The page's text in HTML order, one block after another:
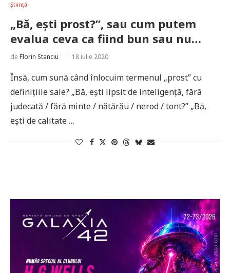
Știință
„Bă, ești prost?”, sau cum putem
evalua ceva ca fiind bun sau nu…
de Florin Stanciu 18 iulie 2020
Însă, cum sună când înlocuim termenul „prost” cu
definițiile sale? „Bă, ești lipsit de inteligență, fără
judecată / fără minte / nătărău / nerod / tont?” „Bă,
ești de calitate …